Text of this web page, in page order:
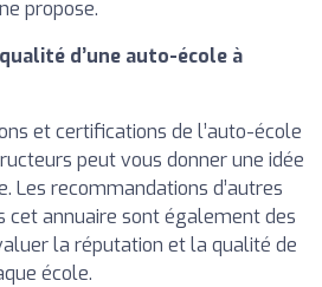
propose.
d’une auto-école à
et certifications de l’auto-école
peut vous donner une idée
Les recommandations d’autres
cet annuaire sont également des
la réputation et la qualité de
école.